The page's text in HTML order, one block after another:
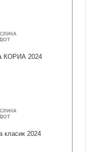
КОРИА 2024
класик 2024